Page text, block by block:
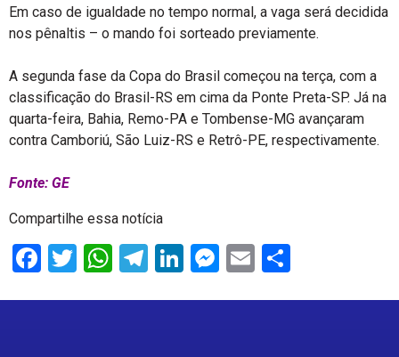
Em caso de igualdade no tempo normal, a vaga será decidida
nos pênaltis – o mando foi sorteado previamente.
A segunda fase da Copa do Brasil começou na terça, com a
classificação do Brasil-RS em cima da Ponte Preta-SP. Já na
quarta-feira, Bahia, Remo-PA e Tombense-MG avançaram
contra Camboriú, São Luiz-RS e Retrô-PE, respectivamente.
Fonte: GE
Compartilhe essa notícia
Facebook
Twitter
WhatsApp
Telegram
LinkedIn
Messenger
Email